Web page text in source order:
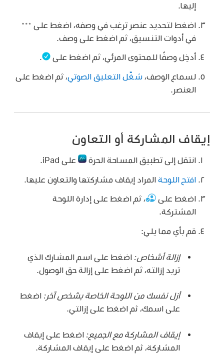
إليها.
اضغط لتحديد عنصر ترغب في وصفه، اضغط على
في أدوات التنسيق، ثم اضغط على وصف.
أدخِل وصفًا للمحتوى المرئي، ثم اضغط على
لسماع الوصف،شغّل التعليق الصوتي، ثم اضغط على
العنصر.
إيقاف المشاركة أو التعاون
انتقل إلى تطبيق المساحة الحرة على iPad.
افتح اللوحة المراد إيقاف مشاركتها والتعاون عليها.
اضغط على ، ثم اضغط على إدارة اللوحة
المشتركة.
قم بأي مما يلي:
إزالة أشخاص: اضغط على اسم المشارك الذي
تريد إزالته، ثم اضغط على إزالة حق الوصول.
أزل نفسك من اللوحة الخاصة بشخص آخر: اضغط
على اسمك، ثم اضغط على إزالتي.
إيقاف المشاركة مع الجميع: اضغط على إيقاف
المشاركة، ثم اضغط على إيقاف المشاركة.